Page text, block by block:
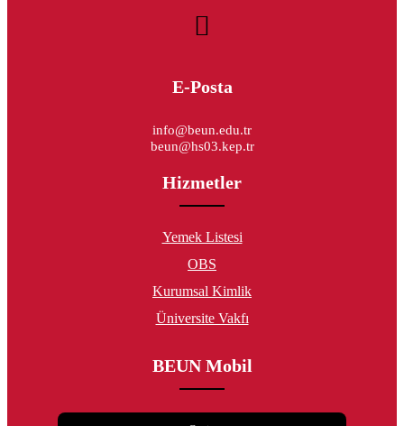
E-Posta
info@beun.edu.tr
beun@hs03.kep.tr
Hizmetler
Yemek Listesi
OBS
Kurumsal Kimlik
Üniversite Vakfı
BEUN Mobil